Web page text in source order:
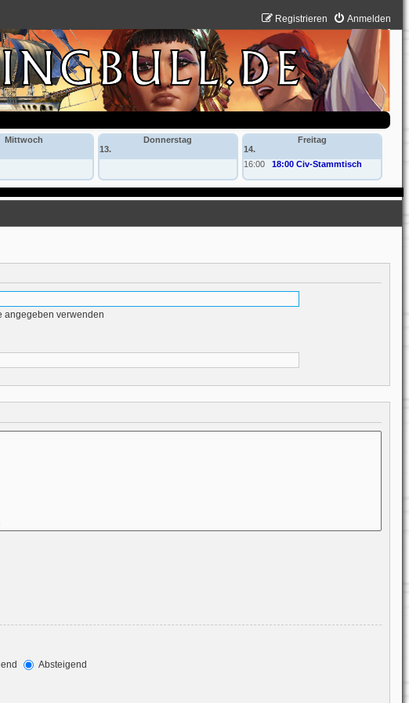
Anmelden
Registrieren
Mittwoch
Donnerstag
13.
Freitag
14.
16:00
18:00 Civ-Stammtisch
angegeben verwenden
Absteigend